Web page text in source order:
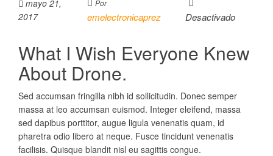
mayo 21,
2017
Por
emelectronicaprez Desactivado
What I Wish Everyone Knew
About Drone.
Sed accumsan fringilla nibh id sollicitudin. Donec semper
massa at leo accumsan euismod. Integer eleifend, massa
sed dapibus porttitor, augue ligula venenatis quam, id
pharetra odio libero at neque. Fusce tincidunt venenatis
facilisis. Quisque blandit nisl eu sagittis congue.